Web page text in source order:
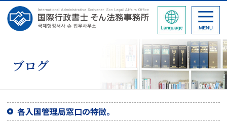
ブログ
各入国管理局窓口の特徴。